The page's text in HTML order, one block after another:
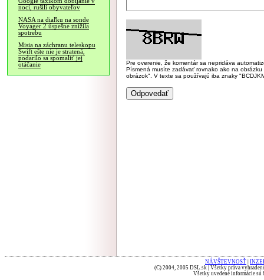
noci, rušili obyvateľov
NASA na diaľku na sonde
Voyager 2 úspešne znížila
spotrebu
Misia na záchranu teleskopu
Swift ešte nie je stratená,
podarilo sa spomaliť jej
otáčanie
Pre overenie, že komentár sa nepridáva
Písmená musíte zadávať rovnako ako na
obrázok". V texte sa používajú iba znaky
NÁVŠTEVNOSŤ
(C) 2004, 2005 DSL.sk | Všetky práva
Všetky uvedené informácie sú